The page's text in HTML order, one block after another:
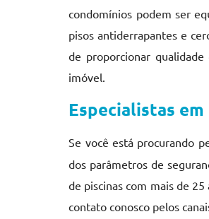
condomínios podem ser
pisos antiderrapantes e
de proporcionar
imóvel.
Especialistas
Se você está procurando
dos parâmetros de
de piscinas com mais de
contato conosco pelos